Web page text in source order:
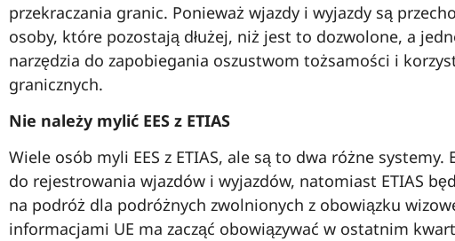
przekraczania granic. Ponieważ wjazdy i wyjazdy są
osoby, które pozostają dłużej, niż jest to dozwolone, a
narzędzia do zapobiegania oszustwom tożsamości i
granicznych.
Nie należy mylić EES z ETIAS
Wiele osób myli EES z ETIAS, ale są to dwa różne
do rejestrowania wjazdów i wyjazdów, natomiast ETIAS
na podróż dla podróżnych zwolnionych z obowiązku
informacjami UE ma zacząć obowiązywać w ostatnim